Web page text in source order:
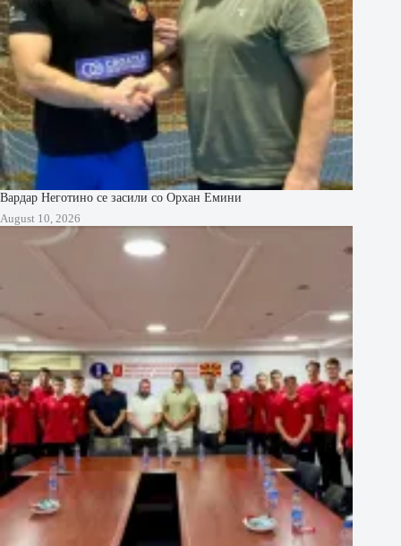
Вардар Неготино се засили со Орхан Емини
August 10, 2026